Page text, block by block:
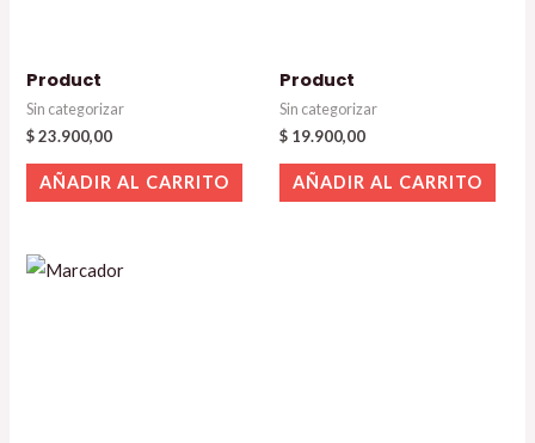
Product
Sin categorizar
$23.900,00
AÑADIR AL CARRITO
Product
Sin categorizar
$ 19.900,00
AÑADIR AL CARRITO